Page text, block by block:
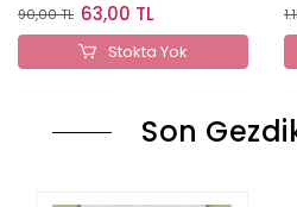
90,00 TL 63,00 TL
Stokta Yok
Son